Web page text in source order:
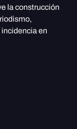
la construcción
en